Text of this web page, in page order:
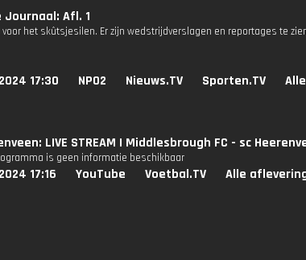
Journaal: Afl. 1
het skûtsjesilen. Er zijn wedstrijdverslagen en reportages te
17:30 NPO2 Nieuws.TV Sporten.TV
LIVE STREAM I Middlesbrough FC - sc
is geen informatie beschikbaar
17:16 YouTube Voetbal.TV Alle